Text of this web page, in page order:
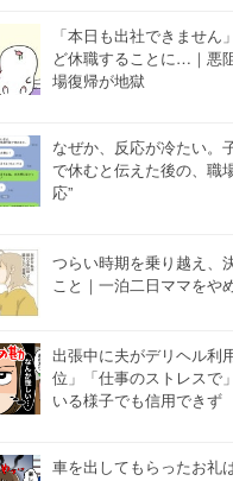
「本日も出社できません
ど休職することに…｜悪
場復帰が地獄
なぜか、反応が冷たい。
で休むと伝えた後の、職
応”
つらい時期を乗り越え、
こと｜一泊二日ママをや
出張中に夫がデリヘル利
位」「仕事のストレスで
いる様子でも信用できず
車を出してもらったお礼